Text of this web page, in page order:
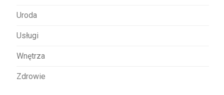
Uroda
Usługi
Wnętrza
Zdrowie